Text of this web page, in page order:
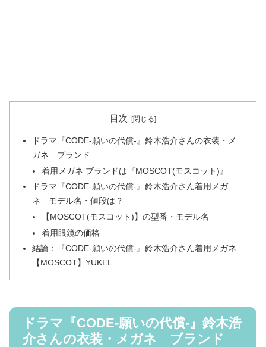
目次
ドラマ『CODE-願いの代償-』鈴木浩介さんの衣装・メ
ガネ ブランド
着用メガネ ブランドは『MOSCOT(モスコット)』
ドラマ『CODE-願いの代償-』鈴木浩介さん着用メガ
ネ モデル名・値段は？
【MOSCOT(モスコット)】の型番・モデル名
着用眼鏡の価格
結論：『CODE-願いの代償-』鈴木浩介さん着用メガネ
【MOSCOT】YUKEL
ドラマ『CODE-願いの代償-』鈴木浩
介さんの衣装・メガネ ブランド